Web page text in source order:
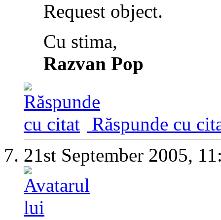
Request object.
Cu stima,
Razvan Pop
Răspunde cu
21st September 2005,